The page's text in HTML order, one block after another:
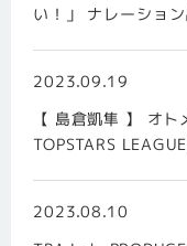
い！」 ナレーショ
2023.09.19
【 島倉凱隼 】 オ
TOPSTARS
2023.08.10